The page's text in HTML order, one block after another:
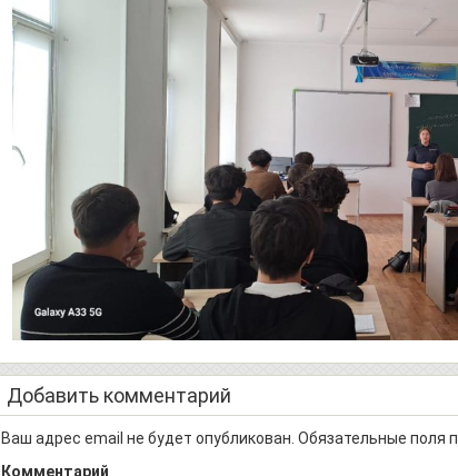
Добавить комментарий
Ваш адрес email не будет опубликован. Обязательные поля
Комментарий